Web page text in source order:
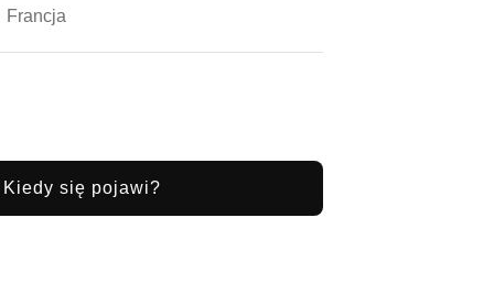
Francja
Kiedy się pojawi?